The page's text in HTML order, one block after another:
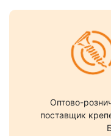
Оптово-
поставщик